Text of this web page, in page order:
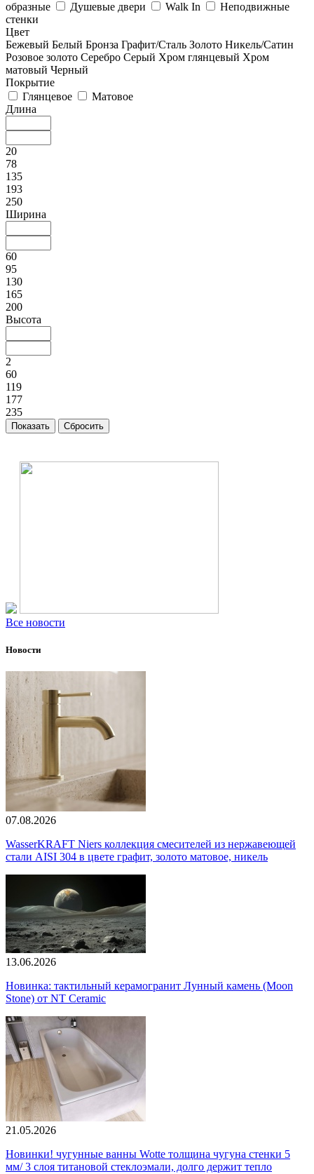
образные
Душевые двери Walk In
Неподвижные
стенки
Цвет
Бежевый Белый Бронза Графит/Сталь Золото Никель/Сатин
Розовое золото Серебро Серый Хром глянцевый Хром
матовый Черный
Покрытие
Глянцевое
Матовое
Длина
20
78
135
193
250
Ширина
60
95
130
165
200
Высота
2
60
119
177
235
Все новости
Новости
07.08.2026
WasserKRAFT Niers коллекция смесителей из нержавеющей
стали AISI 304 в цвете графит, золото матовое, никель
13.06.2026
Новинка: тактильный керамогранит Лунный камень (Moon
Stone) от NT Ceramic
21.05.2026
Новинки! чугунные ванны Wotte толщина чугуна стенки 5
мм/ 3 слоя титановой стеклоэмали, долго держит тепло